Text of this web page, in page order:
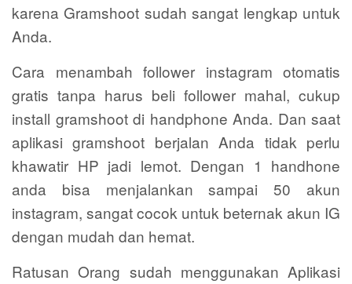
karena Gramshoot sudah sangat lengkap untuk
Anda.
Cara menambah follower instagram otomatis
gratis tanpa harus beli follower mahal, cukup
install gramshoot di handphone Anda. Dan saat
aplikasi gramshoot berjalan Anda tidak perlu
khawatir HP jadi lemot. Dengan 1 handhone
anda bisa menjalankan sampai 50 akun
instagram, sangat cocok untuk beternak akun IG
dengan mudah dan hemat.
Ratusan Orang sudah menggunakan Aplikasi